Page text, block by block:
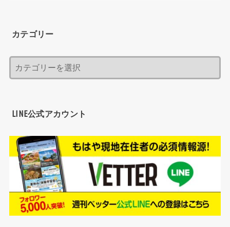
カテゴリー
LINE公式アカウント